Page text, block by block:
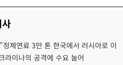
제연료 3만 톤 한국에서 러시아로 이
라이나의 공격에 수요 늘어